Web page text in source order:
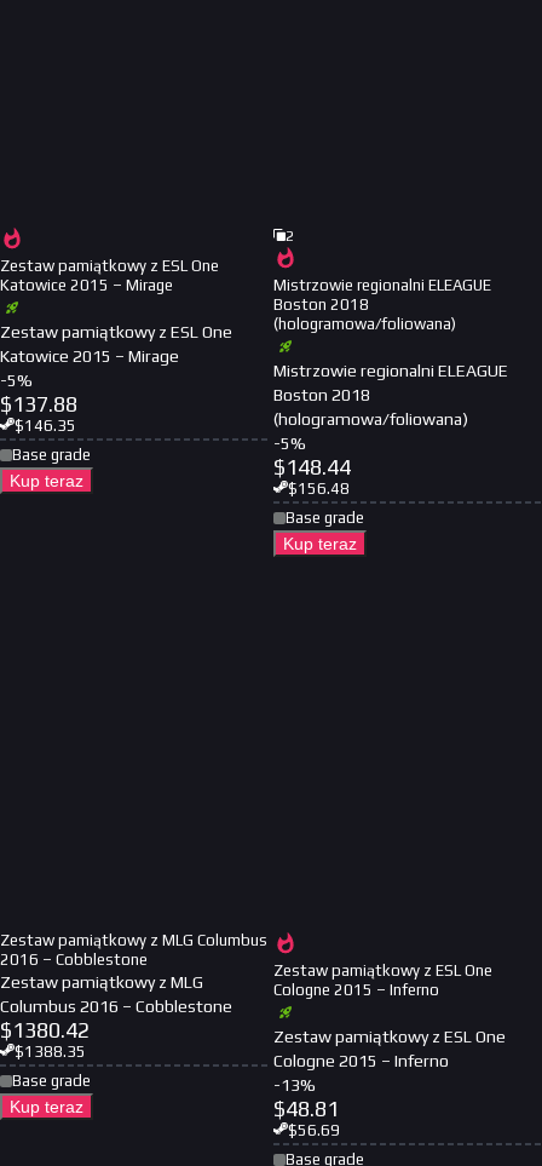
Zestaw pamiątkowy z ESL One
Katowice 2015 – Mirage
Zestaw pamiątkowy z ESL One
Katowice 2015 – Mirage
-5%
$137.88
$146.35
Base grade
Kup teraz
2
Mistrzowie regionalni ELEAGUE
Boston 2018
(hologramowa/foliowana)
Mistrzowie regionalni ELEAGUE
Boston 2018
(hologramowa/foliowana)
-5%
$148.44
$156.48
Base grade
Kup teraz
Zestaw pamiątkowy z MLG Columbus
2016 – Cobblestone
Zestaw pamiątkowy z MLG
Columbus 2016 – Cobblestone
$1380.42
$1388.35
Base grade
Kup teraz
Zestaw pamiątkowy z ESL One
Cologne 2015 – Inferno
Zestaw pamiątkowy z ESL One
Cologne 2015 – Inferno
-13%
$48.81
$56.69
Base grade